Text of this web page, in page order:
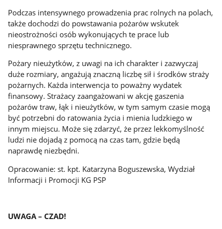
Podczas intensywnego prowadzenia prac rolnych na polach,
także dochodzi do powstawania pożarów wskutek
nieostrożności osób wykonujących te prace lub
niesprawnego sprzętu technicznego.
Pożary nieużytków, z uwagi na ich charakter i zazwyczaj
duże rozmiary, angażują znaczną liczbę sił i środków straży
pożarnych. Każda interwencja to poważny wydatek
finansowy. Strażacy zaangażowani w akcję gaszenia
pożarów traw, łąk i nieużytków, w tym samym czasie mogą
być potrzebni do ratowania życia i mienia ludzkiego w
innym miejscu. Może się zdarzyć, że przez lekkomyślność
ludzi nie dojadą z pomocą na czas tam, gdzie będą
naprawdę niezbędni.
Opracowanie: st. kpt. Katarzyna Boguszewska, Wydział
Informacji i Promocji KG PSP
UWAGA – CZAD!